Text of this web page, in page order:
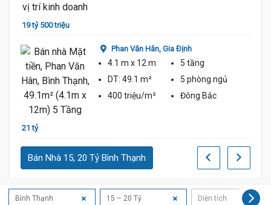
19 tỷ 500 triệu
21 tỷ
Phan Văn Hân, Gia Định
4.1 m x 12 m
5 tầng
DT: 49.1 m² 5 phòng ngủ
400 triệu/m²
Đông Bắc
Bán Nhà 15, 20 Tỷ Bình Thạnh
Bình Thạnh 15 – 20 Tỷ Diện tích